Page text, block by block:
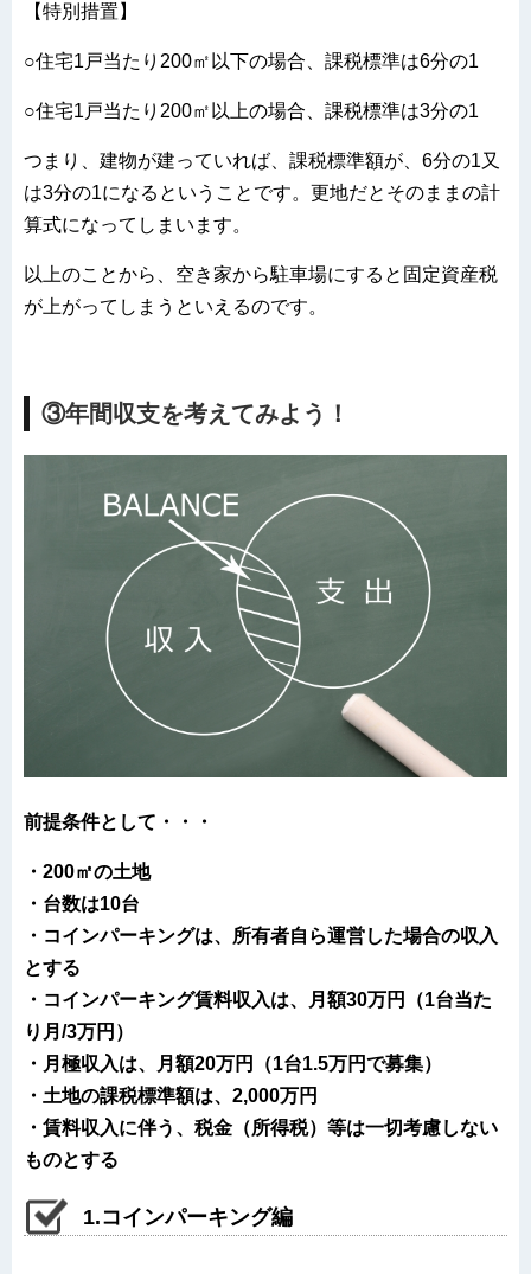
【特別措置】
○住宅1戸当たり200㎡以下の場合、課税標準は6分の1
○住宅1戸当たり200㎡以上の場合、課税標準は3分の1
つまり、建物が建っていれば、課税標準額が、6分の1又
は3分の1になるということです。更地だとそのままの計
算式になってしまいます。
以上のことから、空き家から駐車場にすると固定資産税
が上がってしまうといえるのです。
③年間収支を考えてみよう！
前提条件として・・・
・200㎡の土地
・台数は10台
・コインパーキングは、所有者自ら運営した場合の収入
とする
・コインパーキング賃料収入は、月額30万円（1台当た
り月/3万円）
・月極収入は、月額20万円（1台1.5万円で募集）
・土地の課税標準額は、2,000万円
・賃料収入に伴う、税金（所得税）等は一切考慮しない
ものとする
1.コインパーキング編